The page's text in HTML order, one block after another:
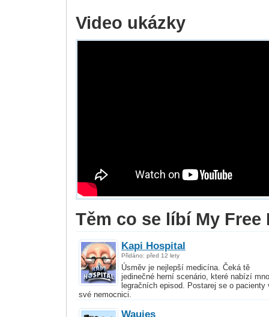
Video ukázky
Těm co se líbí My Free
Kapi Hospital
Přidáno: před 12 lety
Úsměv je nejlepší medicína. Čeká tě
jedinečné herní scenário, které nabízí
legračních episod. Postarej se o pacienty
své nemocnici.
Wauies